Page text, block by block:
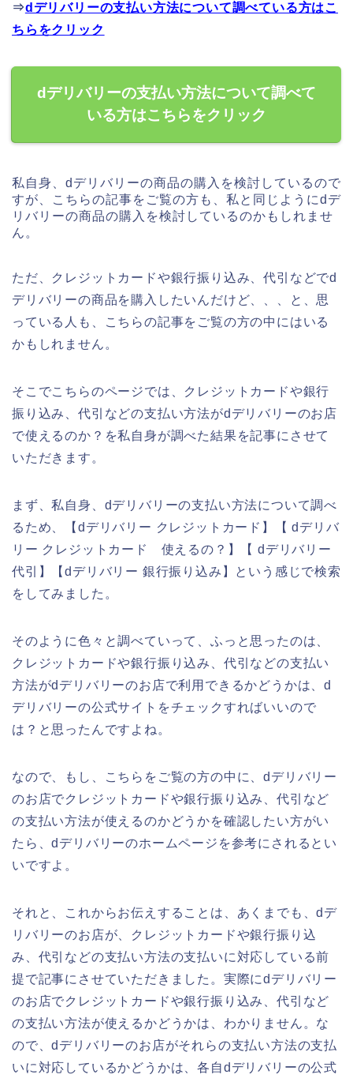
⇒dデリバリーの支払い方法について調べている方はこ
ちらをクリック
dデリバリーの支払い方法について調べて
いる方はこちらをクリック
私自身、dデリバリーの商品の購入を検討しているので
すが、こちらの記事をご覧の方も、私と同じようにdデ
リバリーの商品の購入を検討しているのかもしれませ
ん。
ただ、クレジットカードや銀行振り込み、代引などでd
デリバリーの商品を購入したいんだけど、、、と、思
っている人も、こちらの記事をご覧の方の中にはいる
かもしれません。
そこでこちらのページでは、クレジットカードや銀行
振り込み、代引などの支払い方法がdデリバリーのお店
で使えるのか？を私自身が調べた結果を記事にさせて
いただきます。
まず、私自身、dデリバリーの支払い方法について調べ
るため、【dデリバリー クレジットカード】【 dデリバ
リー クレジットカード 使えるの？】【 dデリバリー
代引】【dデリバリー 銀行振り込み】という感じで検索
をしてみました。
そのように色々と調べていって、ふっと思ったのは、
クレジットカードや銀行振り込み、代引などの支払い
方法がdデリバリーのお店で利用できるかどうかは、d
デリバリーの公式サイトをチェックすればいいので
は？と思ったんですよね。
なので、もし、こちらをご覧の方の中に、dデリバリー
のお店でクレジットカードや銀行振り込み、代引など
の支払い方法が使えるのかどうかを確認したい方がい
たら、dデリバリーのホームページを参考にされるとい
いですよ。
それと、これからお伝えすることは、あくまでも、dデ
リバリーのお店が、クレジットカードや銀行振り込
み、代引などの支払い方法の支払いに対応している前
提で記事にさせていただきました。実際にdデリバリー
のお店でクレジットカードや銀行振り込み、代引など
の支払い方法が使えるかどうかは、わかりません。な
ので、dデリバリーのお店がそれらの支払い方法の支払
いに対応しているかどうかは、各自dデリバリーの公式